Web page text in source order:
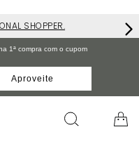
SHOPPER.
1ª compra com o cupom
Aproveite